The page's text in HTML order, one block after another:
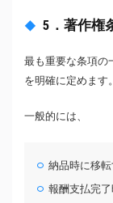
5．著作権
最も重要な条項の
を明確に定めます。
一般的には、
納品時に移転
報酬支払完